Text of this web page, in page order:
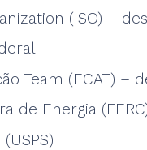
(ISO) –
Team (ECAT) –
de Energia